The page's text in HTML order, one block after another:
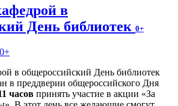
в
День библиотек 0+
0+
в преддверии общероссийского Дня
часов принять участие в акции «За